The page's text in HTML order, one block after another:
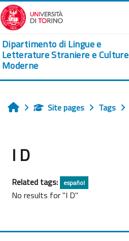
Skip to main content
Dipartimento di Lingue e
Letterature Straniere e Culture
Moderne
HomeSite pages Tags
I D
Related tags: español
No results for "I D"